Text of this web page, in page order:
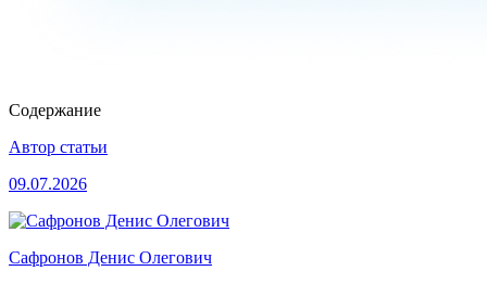
Содержание
Автор статьи
09.07.2026
Сафронов Денис Олегович